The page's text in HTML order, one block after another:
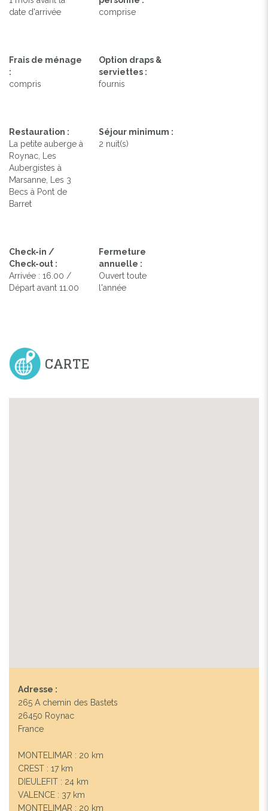
date d'arrivée
comprise
Frais de ménage
:
compris
Option draps &
serviettes :
fournis
Restauration :
La petite auberge à
Roynac, Les
Aubergistes à
Marsanne, Les 3
Becs à Pont de
Barret
Séjour minimum :
2 nuit(s)
Check-in /
Check-out :
Arrivée : 16.00 /
Départ avant 11.00
Fermeture
annuelle :
Ouvert toute
l'année
CARTE
Adresse :
265 A chemin des Bastets
26450 Roynac
France
MONTELIMAR : 20 km
CREST : 17 km
DIEULEFIT : 24 km
VALENCE : 37 km
MONTELIMAR : 20 km